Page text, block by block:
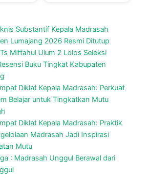
Substantif Kepala Madrasah
Lumajang 2026 Resmi Ditutup
Miftahul Ulum 2 Lolos Seleksi
Buku Tingkat Kabupaten
Diklat Kepala Madrasah: Perkuat
Belajar untuk Tingkatkan Mutu
Diklat Kepala Madrasah: Praktik
Madrasah Jadi Inspirasi
Mutu
: Madrasah Unggul Berawal dari